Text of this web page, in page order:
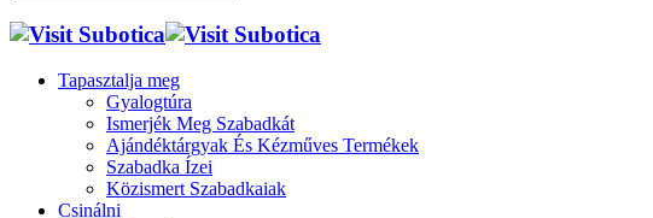
Tapasztalja meg
Gyalogtúra
Ismerjék Meg Szabadkát
Ajándéktárgyak És Kézműves Termékek
Szabadka Ízei
Közismert Szabadkaiak
Csinálni